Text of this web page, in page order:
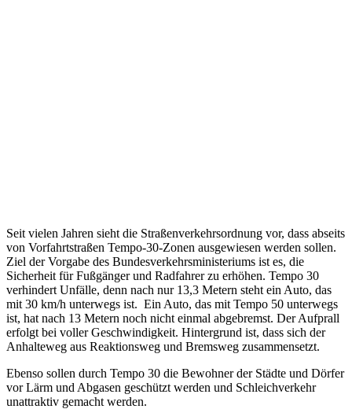
Seit vielen Jahren sieht die Straßenverkehrsordnung vor, dass abseits
von Vorfahrtstraßen Tempo-30-Zonen ausgewiesen werden sollen.
Ziel der Vorgabe des Bundesverkehrsministeriums ist es, die
Sicherheit für Fußgänger und Radfahrer zu erhöhen. Tempo 30
verhindert Unfälle, denn nach nur 13,3 Metern steht ein Auto, das
mit 30 km/h unterwegs ist. Ein Auto, das mit Tempo 50 unterwegs
ist, hat nach 13 Metern noch nicht einmal abgebremst. Der Aufprall
erfolgt bei voller Geschwindigkeit. Hintergrund ist, dass sich der
Anhalteweg aus Reaktionsweg und Bremsweg zusammensetzt.
Ebenso sollen durch Tempo 30 die Bewohner der Städte und Dörfer
vor Lärm und Abgasen geschützt werden und Schleichverkehr
unattraktiv gemacht werden.